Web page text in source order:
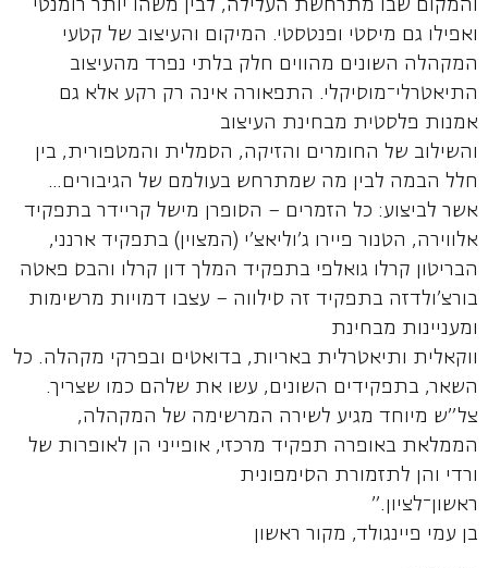
והמקום שבו מתרחשת העלילה, לבין משהו יותר רומנטי
ואפילו גם מיסטי ופנטסטי. המיקום והעיצוב של קטעי
המקהלה השונים מהווים חלק בלתי נפרד מהעיצוב
התיאטרלי־מוסיקלי. התפאורה אינה רק רקע אלא גם
אמנות פלסטית מבחינת העיצוב
והשילוב של החומרים והזיקה, הסמלית והמטפורית, בין
חלל הבמה לבין מה שמתרחש בעולמם של הגיבורים…
אשר לביצוע: כל הזמרים – הסופרן מישל קריידר בתפקיד
אלווירה, הטנור פיירו ג'וליאצ'י (המצוין) בתפקיד ארנני,
הבריטון קרלו גואלפי בתפקיד המלך דון קרלו והבס פאטה
בורצ'ולדזה בתפקיד זה סילווה – עצבו דמויות מרשימות
ומעניינות מבחינת
ווקאלית ותיאטרלית באריות, בדואטים ובפרקי מקהלה. כל
השאר, בתפקידים השונים, עשו את שלהם כמו שצריך.
צל"ש מיוחד מגיע לשירה המרשימה של המקהלה,
הממלאת באופרה תפקיד מרכזי, אופייני הן לאופרות של
ורדי והן לתזמורת הסימפונית
ראשון־לציון."
בן עמי פיינגולד, מקור ראשון